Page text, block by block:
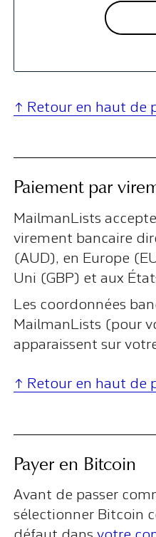
↑ Retour en haut de
Paiement par
MailmanLists
virement bancaire
(AUD), en Europe
Uni (GBP) et aux
Les coordonnées
MailmanLists (pour
apparaissent sur
↑ Retour en haut de
Payer en Bitcoin
Avant de passer
sélectionner Bitcoin